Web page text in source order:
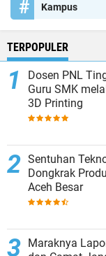
Kampus
TERPOPULER
Dosen PNL
Guru SMK
3D Printing
Sentuhan
Dongkrak
Aceh Besar
Maraknya